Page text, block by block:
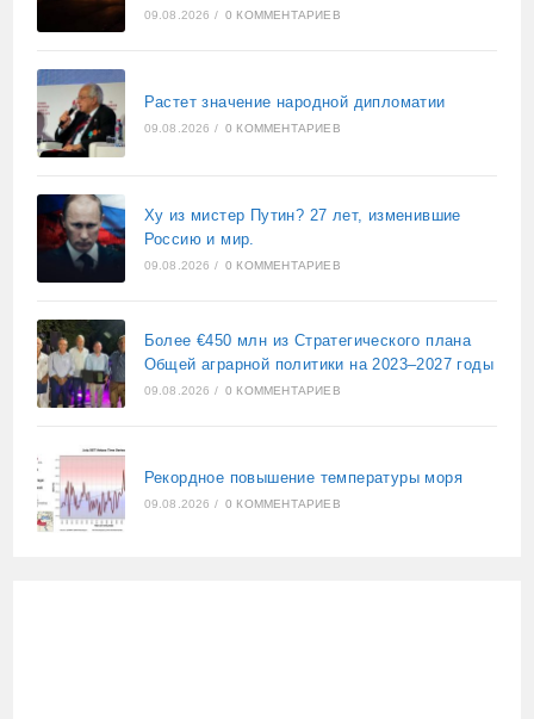
09.08.2026 / 0 КОММЕНТАРИЕВ
Растет значение народной дипломатии
09.08.2026 / 0 КОММЕНТАРИЕВ
Ху из мистер Путин? 27 лет, изменившие
Россию и мир.
09.08.2026 / 0 КОММЕНТАРИЕВ
Более €450 млн из Стратегического плана
Общей аграрной политики на 2023–2027 годы
09.08.2026 / 0 КОММЕНТАРИЕВ
Рекордное повышение температуры моря
09.08.2026 / 0 КОММЕНТАРИЕВ